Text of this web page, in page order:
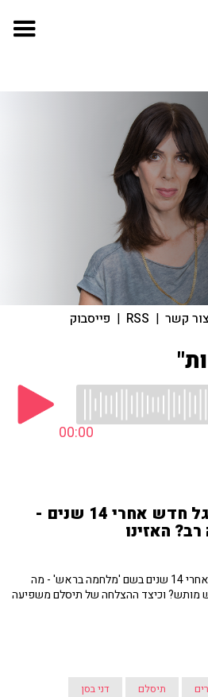
קשר |
RSS
| פייסבוק
00:00
דני בסן משחרר סינגל חדש אחרי 14 שנים -
האזינו
דני בסן חוזר עם שיר סולו חדש אחרי 14 שנים בשם 'מלחמה בראש' - מה
לו להרגיש מותש? וכיצד ההצלחה של תיסלם משפיעה
תיסלם דני בסן